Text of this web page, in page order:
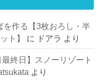
を作る【3枚おろし・半
ト】
に ドアラ より
終日】スノーリゾート
より